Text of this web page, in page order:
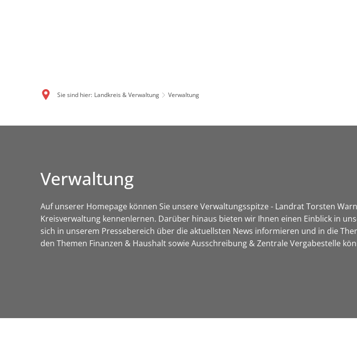
Sie sind hier: Landkreis & Verwaltung Verwaltung
Verwaltung
Auf unserer Homepage können Sie unsere Verwaltungsspitze - Landrat Torsten
Kreisverwaltung kennenlernen. Darüber hinaus bieten wir Ihnen einen Einblick in
sich in unserem Pressebereich über die aktuellsten News informieren und in die
den Themen Finanzen & Haushalt sowie Ausschreibung & Zentrale Vergabestelle